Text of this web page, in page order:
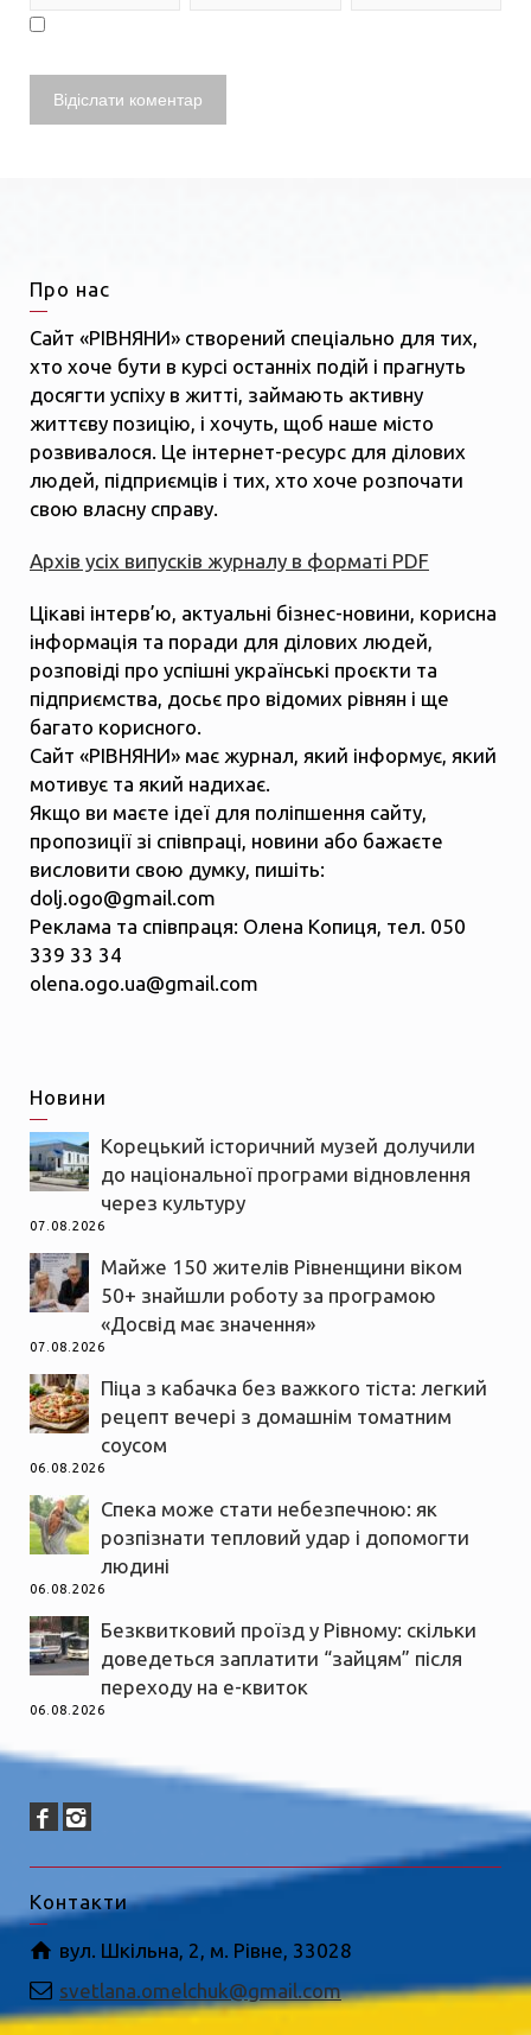
Про нас
Сайт «РІВНЯНИ» створений спеціально для тих,
хто хоче бути в курсі останніх подій і прагнуть
досягти успіху в житті, займають активну
життєву позицію, і хочуть, щоб наше місто
розвивалося. Це інтернет-ресурс для ділових
людей, підприємців і тих, хто хоче розпочати
свою власну справу.
Архів усіх випусків журналу в форматі PDF
Цікаві інтерв’ю, актуальні бізнес-новини, корисна
інформація та поради для ділових людей,
розповіді про успішні українські проєкти та
підприємства, досьє про відомих рівнян і ще
багато корисного.
Сайт «РІВНЯНИ» має журнал, який інформує, який
мотивує та який надихає.
Якщо ви маєте ідеї для поліпшення сайту,
пропозиції зі співпраці, новини або бажаєте
висловити свою думку, пишіть:
dolj.ogo@gmail.com
Реклама та співпраця: Олена Копиця, тел. 050
339 33 34
olena.ogo.ua@gmail.com
Новини
Корецький історичний музей долучили
до національної програми відновлення
через культуру
07.08.2026
Майже 150 жителів Рівненщини віком
50+ знайшли роботу за програмою
«Досвід має значення»
07.08.2026
Піца з кабачка без важкого тіста: легкий
рецепт вечері з домашнім томатним
соусом
06.08.2026
Спека може стати небезпечною: як
розпізнати тепловий удар і допомогти
людині
06.08.2026
Безквитковий проїзд у Рівному: скільки
доведеться заплатити “зайцям” після
переходу на е-квиток
06.08.2026
Контакти
вул. Шкільна, 2, м. Рівне, 33028
svetlana.omelchuk@gmail.com